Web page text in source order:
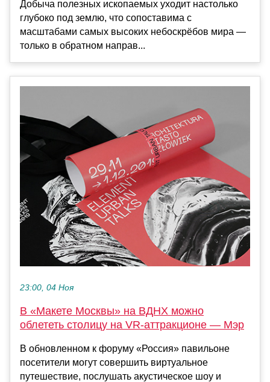
Добыча полезных ископаемых уходит настолько
глубоко под землю, что сопоставима с
масштабами самых высоких небоскрёбов мира —
только в обратном направ...
23:00, 04 Ноя
В «Макете Москвы» на ВДНХ можно
облететь столицу на VR-аттракционе — Мэр
В обновленном к форуму «Россия» павильоне
посетители могут совершить виртуальное
путешествие, послушать акустическое шоу и